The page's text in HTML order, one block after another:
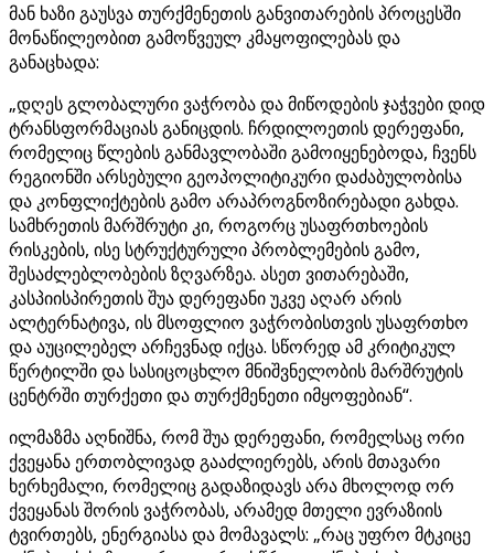
მან ხაზი გაუსვა თურქმენეთის განვითარების პროცესში
მონაწილეობით გამოწვეულ კმაყოფილებას და
განაცხადა:
„დღეს გლობალური ვაჭრობა და მიწოდების ჯაჭვები დიდ
ტრანსფორმაციას განიცდის. ჩრდილოეთის დერეფანი,
რომელიც წლების განმავლობაში გამოიყენებოდა, ჩვენს
რეგიონში არსებული გეოპოლიტიკური დაძაბულობისა
და კონფლიქტების გამო არაპროგნოზირებადი გახდა.
სამხრეთის მარშრუტი კი, როგორც უსაფრთხოების
რისკების, ისე სტრუქტურული პრობლემების გამო,
შესაძლებლობების ზღვარზეა. ასეთ ვითარებაში,
კასპიისპირეთის შუა დერეფანი უკვე აღარ არის
ალტერნატივა, ის მსოფლიო ვაჭრობისთვის უსაფრთხო
და აუცილებელ არჩევნად იქცა. სწორედ ამ კრიტიკულ
წერტილში და სასიცოცხლო მნიშვნელობის მარშრუტის
ცენტრში თურქეთი და თურქმენეთი იმყოფებიან“.
ილმაზმა აღნიშნა, რომ შუა დერეფანი, რომელსაც ორი
ქვეყანა ერთობლივად გააძლიერებს, არის მთავარი
ხერხემალი, რომელიც გადაზიდავს არა მხოლოდ ორ
ქვეყანას შორის ვაჭრობას, არამედ მთელი ევრაზიის
ტვირთებს, ენერგიასა და მომავალს: „რაც უფრო მტკიცე